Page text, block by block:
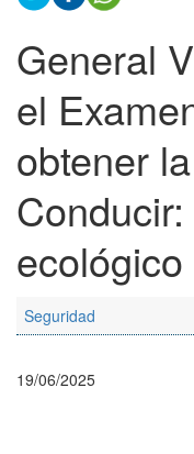
General
el
obtener
Seguridad
19/06/2025